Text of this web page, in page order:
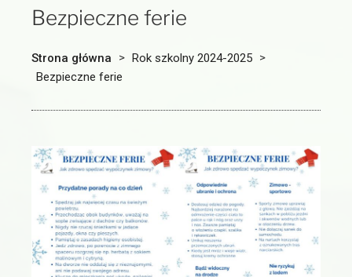
Bezpieczne ferie
Strona główna > Rok szkolny 2024-2025 >
Bezpieczne ferie